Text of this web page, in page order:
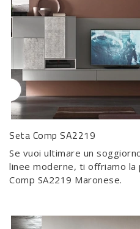
Seta Comp SA2219
Se vuoi ultimare un
linee moderne, ti offriamo
Comp SA2219 Maronese.